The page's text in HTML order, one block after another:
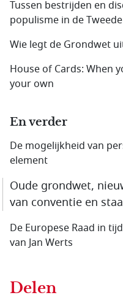
Tussen bestrijden en
populisme in de
Wie legt de Grondwet
House of Cards: When
your own
En verder
De mogelijkheid van
element
Oude grondwet,
van conventie en
De Europese Raad in
van Jan Werts
Delen